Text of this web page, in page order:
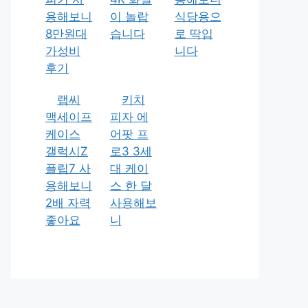
용해보니
8만원대
가성비
후기
이 놀랍
습니다
식당용으
로 딱입
니다
랩씨
맥세이프
케이스
갤럭시Z
플립7 사
용해보니
2배 자력
좋아요
키치
피자 에
어팟 프
로3 3세
대 케이
스 한 달
사용해보
니